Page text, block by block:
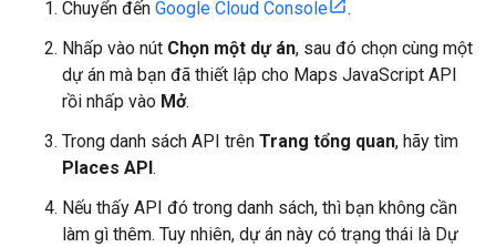
Chuyển đến Google Cloud Console
.
Nhấp vào nút Chọn một dự án, sau đó chọn cùng một
dự án mà bạn đã thiết lập cho Maps JavaScript API
rồi nhấp vào Mở.
Trong danh sách API trên Trang tổng quan, hãy tìm
Places API .
Nếu thấy API đó trong danh sách, thì bạn không cần
làm gì thêm. Tuy nhiên, dự án này có trạng thái là Dự